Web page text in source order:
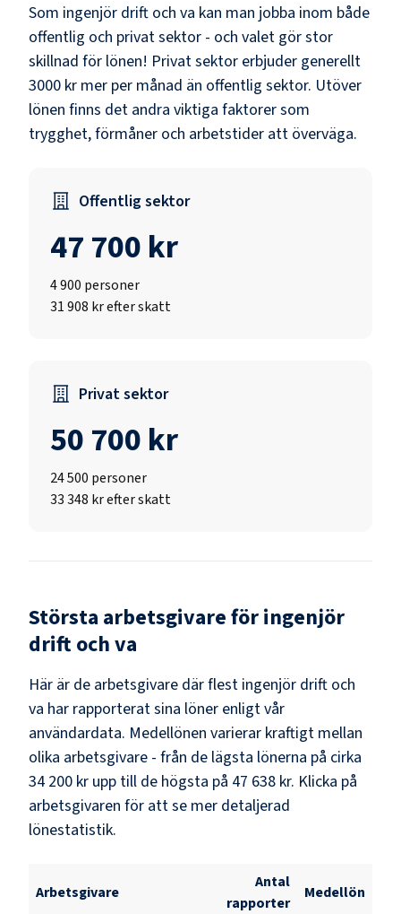
Som ingenjör drift och va kan man jobba inom både
offentlig och privat sektor - och valet gör stor
skillnad för lönen! Privat sektor erbjuder generellt
3000 kr mer per månad än offentlig sektor. Utöver
lönen finns det andra viktiga faktorer som
trygghet, förmåner och arbetstider att överväga.
Offentlig sektor
47 700 kr
4 900 personer
31 908 kr efter skatt
Privat sektor
50 700 kr
24 500 personer
33 348 kr efter skatt
Största arbetsgivare föringenjör
drift och va
Här är de arbetsgivare där flest ingenjör drift och
va har rapporterat sina löner enligt vår
användardata. Medellönen varierar kraftigt mellan
olika arbetsgivare - från de lägsta lönerna på cirka
34 200 kr upp till de högsta på 47 638 kr. Klicka på
arbetsgivaren för att se mer detaljerad
lönestatistik.
Arbetsgivare
Antal
rapporter
Medellön